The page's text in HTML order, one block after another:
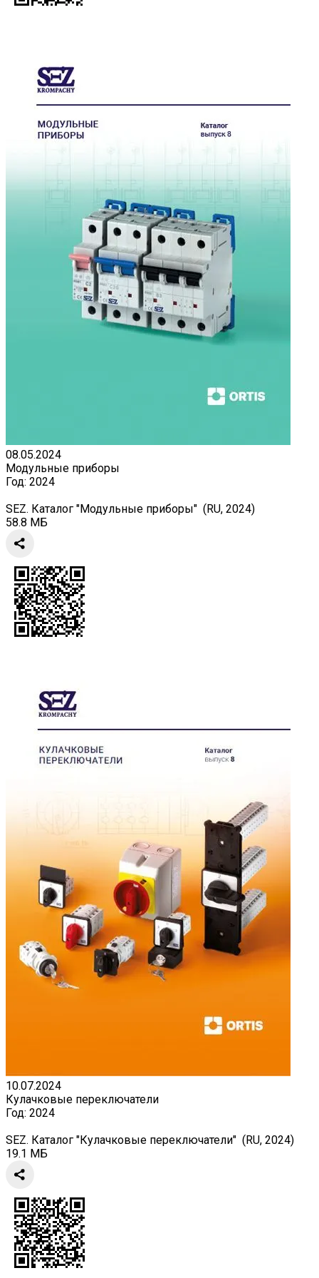
08.05.2024
Модульные приборы
Год: 2024
SEZ. Каталог "Модульные приборы" (RU, 2024)
58.8 МБ
10.07.2024
Кулачковые переключатели
Год: 2024
SEZ. Каталог "Кулачковые переключатели" (RU, 2024)
19.1 МБ